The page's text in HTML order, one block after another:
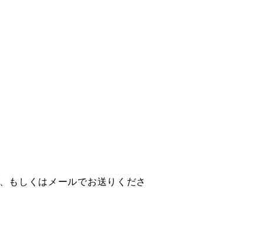
もしくはメールでお送りくださ